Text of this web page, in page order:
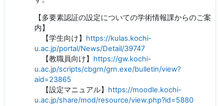
【多要素認証の設定についての学術情報課からのご案
内】
【学生向け】 https://kulas.kochi-
u.ac.jp/portal/News/Detail/39747
【教職員向け】 https://gw.kochi-
u.ac.jp/scripts/cbgrn/grn.exe/bulletin/view?
aid=23865
【設定マニュアル】 https://moodle.kochi-
u.ac.jp/share/mod/resource/view.php?id=5880